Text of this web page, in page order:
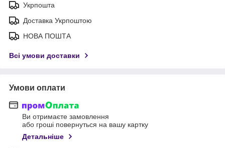
Укрпошта
Доставка Укрпоштою
НОВА ПОШТА
Всі умови доставки
Умови оплати
Ви отримаєте замовлення
або гроші повернуться на вашу картку
Детальніше